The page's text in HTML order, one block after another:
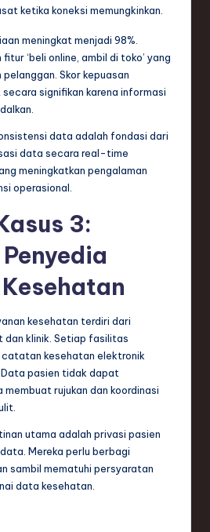
ketika koneksi memungkinkan.
meningkat menjadi 98%.
‘beli online, ambil di toko’ yang
Skor kepuasan
signifikan karena informasi
data adalah fondasi dari
data secara real-time
meningkatkan pengalaman
operasional.
3:
kesehatan terdiri dari
dan klinik. Setiap fasilitas
catatan kesehatan elektronik
pasien tidak dapat
membuat rujukan dan koordinasi
utama adalah privasi pasien
Mereka perlu berbagi
sambil mematuhi persyaratan
data kesehatan.